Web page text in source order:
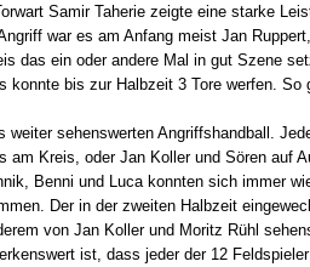
Samir Taherie zeigte eine starke
war es am Anfang meist Jan
das ein oder andere Mal in gut Szene
konnte bis zur Halbzeit 3 Tore werfen. So
weiter sehenswerten Angriffshandball.
am Kreis, oder Jan Koller und Sören auf
Benni und Luca konnten sich immer
Der in der zweiten Halbzeit
von Jan Koller und Moritz Rühl
ist, dass jeder der 12